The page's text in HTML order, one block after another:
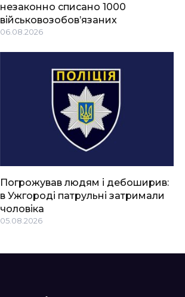
незаконно списано 1000
військовозобов’язаних
06.08.2026
Погрожував людям і дебоширив:
в Ужгороді патрульні затримали
чоловіка
05.08.2026